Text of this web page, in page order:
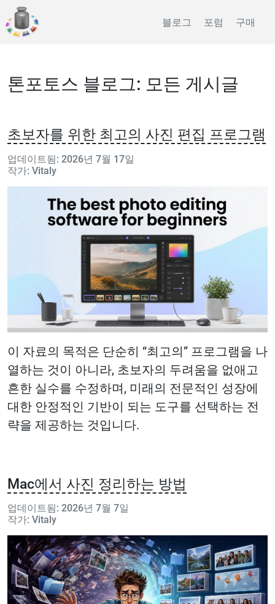
블로그 포럼 구매
톤포토스 블로그: 모든 게시글
초보자를 위한 최고의 사진 편집 프로그램
업데이트됨: 2026년 7월 17일
작가: Vitaly
이 자료의 목적은 단순히 “최고의” 프로그램을 나
열하는 것이 아니라, 초보자의 두려움을 없애고
흔한 실수를 수정하며, 미래의 전문적인 성장에
대한 안정적인 기반이 되는 도구를 선택하는 전
략을 제공하는 것입니다.
Mac에서 사진 정리하는 방법
업데이트됨: 2026년 7월 7일
작가: Vitaly